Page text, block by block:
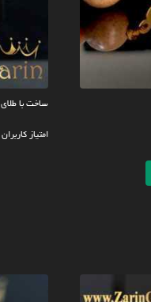
ساخت با طلای ۱۸ عیار
امتیاز کاربران